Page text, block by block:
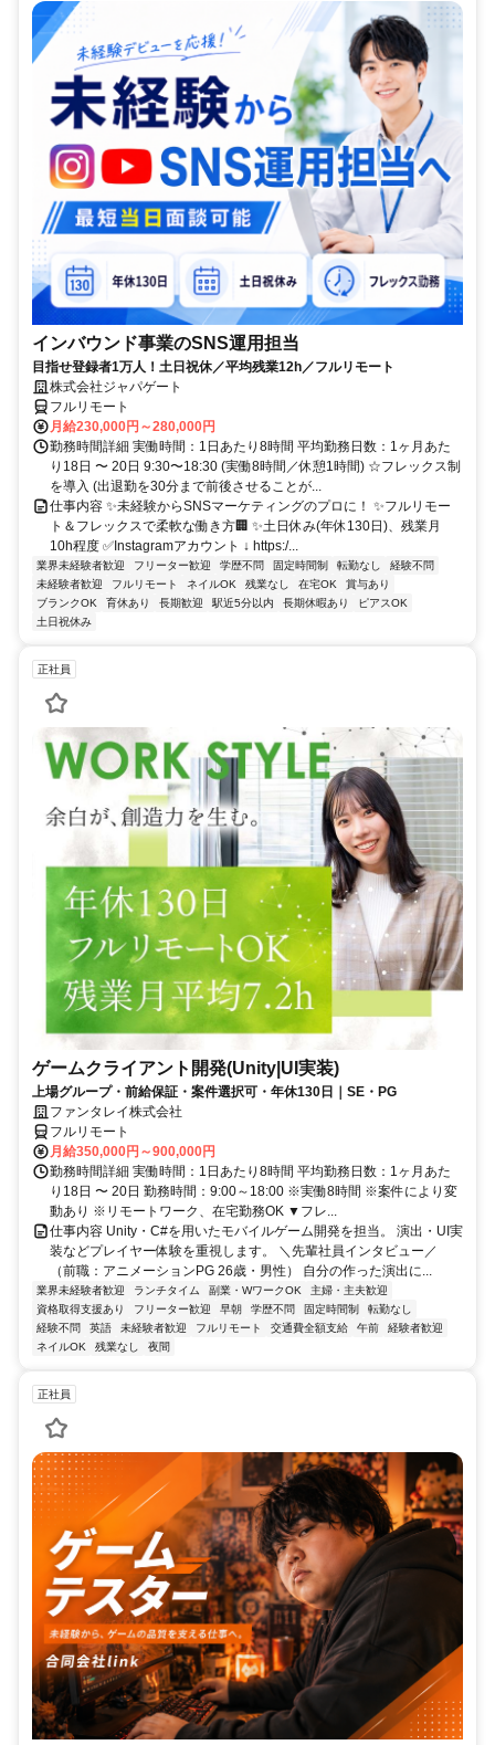
インバウンド事業のSNS運用担当
目指せ登録者1万人！土日祝休／平均残業12h／フルリモート
株式会社ジャパゲート
フルリモート
月給230,000円～280,000円
勤務時間詳細 実働時間：1日あたり8時間 平均勤務日数：1ヶ月あた
り18日 〜 20日 9:30〜18:30 (実働8時間／休憩1時間) ☆フレックス制
を導入 (出退勤を30分まで前後させることが...
仕事内容 ✨未経験からSNSマーケティングのプロに！ ✨フルリモー
ト＆フレックスで柔軟な働き方🏢 ✨土日休み(年休130日)、残業月
10h程度 ✅Instagramアカウント ↓ https:/...
業界未経験者歓迎 フリーター歓迎 学歴不問 固定時間制 転勤なし
経験不問
未経験者歓迎
フルリモート ネイルOK 残業なし 在宅OK
賞与あり
ブランクOK
育休あり 長期歓迎 駅近5分以内 長期休暇あり
ピアスOK
土日祝休み
正社員
ゲームクライアント開発(Unity|UI実装)
上場グループ・前給保証・案件選択可・年休130日｜SE・PG
ファンタレイ株式会社
フルリモート
月給350,000円～900,000円
勤務時間詳細 実働時間：1日あたり8時間 平均勤務日数：1ヶ月あた
り18日 〜 20日 勤務時間：9:00～18:00 ※実働8時間 ※案件により変
動あり ※リモートワーク、在宅勤務OK ▼フレ...
仕事内容 Unity・C#を用いたモバイルゲーム開発を担当。 演出・UI実
装などプレイヤー体験を重視します。 ＼先輩社員インタビュー／
（前職：アニメーションPG 26歳・男性） 自分の作った演出に...
業界未経験者歓迎 ランチタイム 副業・WワークOK
主婦・主夫歓迎
資格取得支援あり
フリーター歓迎 早朝 学歴不問 固定時間制
転勤なし
経験不問
英語 未経験者歓迎 フルリモート 交通費全額支給 午前
経験者歓迎
ネイルOK
残業なし 夜間
正社員